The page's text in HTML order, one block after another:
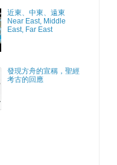
近東、中東、遠東
Near East, Middle
East, Far East
發現方舟的宣稱，聖經
考古的回應